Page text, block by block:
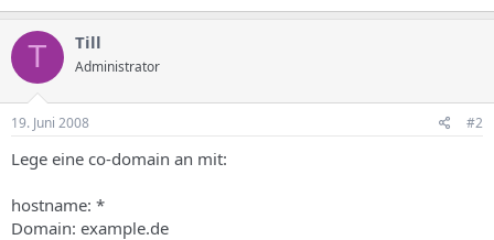
T Till
Administrator
19. Juni 2008 #2
Lege eine co-domain an mit:
hostname: *
Domain: example.de